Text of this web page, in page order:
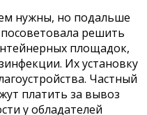
нужны, но подальше
решить
площадок,
Их установку
Частный
платить за вывоз
у обладателей